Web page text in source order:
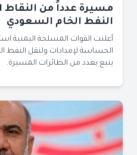
مسيرة عدداً من
النفط الخام السعودي
أعلنت القوات المسلحة اليمنية
الحساسة لإمدادات ولنقل النفط
ينبع بعدد من الطائرات المسيرة.